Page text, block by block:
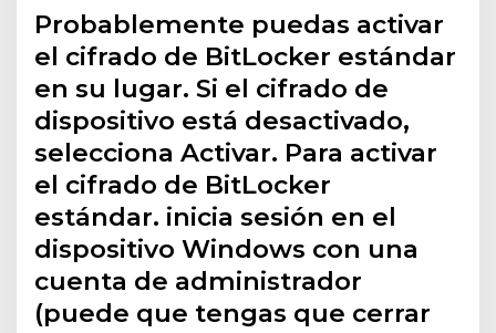
Probablemente puedas activar
el cifrado de BitLocker estándar
en su lugar. Si el cifrado de
dispositivo está desactivado,
selecciona Activar. Para activar
el cifrado de BitLocker
estándar. inicia sesión en el
dispositivo Windows con una
cuenta de administrador
(puede que tengas que cerrar